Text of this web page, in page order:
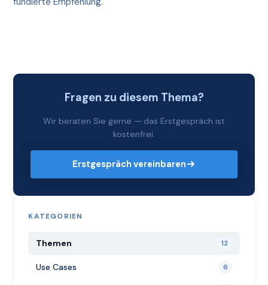
Fragen zu diesem Thema?
Wir beraten Sie gerne — das Erstgespräch ist
kostenfrei.
Erstgespräch vereinbaren
KATEGORIEN
Themen 12
Use Cases 6